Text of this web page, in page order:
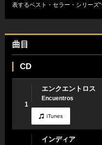
表するベスト・セラー・シリーズ
曲目
CD
1
エンクエントロス
Encuentros
インディア